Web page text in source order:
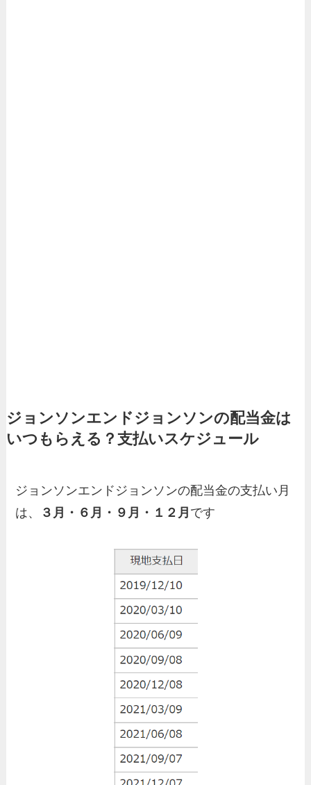
ジョンソンエンドジョンソンの配当金は
いつもらえる？支払いスケジュール
ジョンソンエンドジョンソンの配当金の支払い月
は、
３月・６月・９月・１２月 です